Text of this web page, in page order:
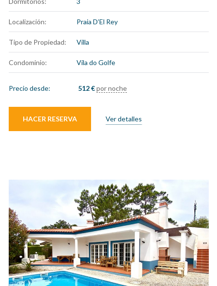
Localización: Praia D’El Rey
Tipo de Propiedad: Villa
Condominio: Vila do Golfe
Precio desde: 512€ por noche
Ver detalles
HACER RESERVA